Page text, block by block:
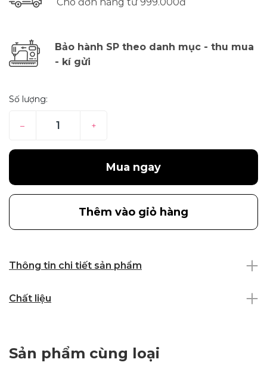
Bảo hành SP theo danh mục - thu mua
- kí gửi
Số lượng:
– +
Mua ngay
Thêm vào giỏ hàng
Thông tin chi tiết sản phẩm
Chất liệu
Sản phẩm cùng loại